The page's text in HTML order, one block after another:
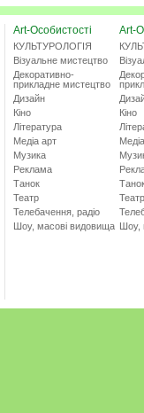
Art-Особистості
КУЛЬТУРОЛОГІЯ
Візуальне мистецтво
Декоративно-
прикладне мистецтво
Дизайн
Кіно
Література
Медіа арт
Музика
Реклама
Танок
Театр
Телебачення, радіо
Шоу, масові видовища
Art-
Кіно
Театр
Шоу,